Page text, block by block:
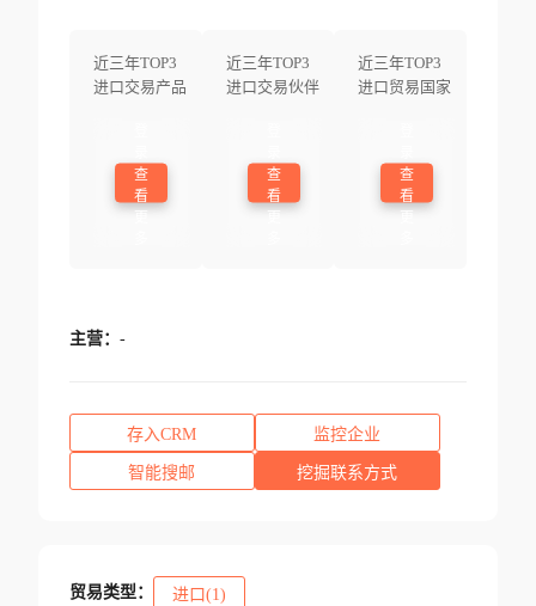
近三年TOP3
进口交易产品
查
看
近三年TOP3
进口交易伙伴
查
看
近三年TOP3
进口贸易国家
查
看
主营： -
存入CRM 监控企业
智能搜邮 挖掘联系方式
贸易类型： 进口(1)